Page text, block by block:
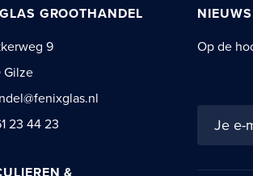
Op de
voor
GROOTHANDEL
9
Gilze
23 44 23